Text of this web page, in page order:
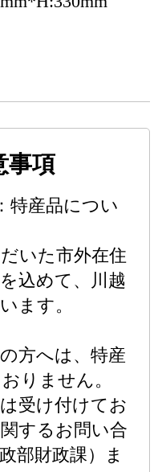
事項
特産品につい
いた市外在住
込めて、川越
ます。
方へは、特産
りません。
受け付けてお
するお問い合
部財政課）ま